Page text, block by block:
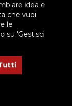
idea e
che vuoi
le
su 'Gestisci
essere
sarà una
circa il
e
quando